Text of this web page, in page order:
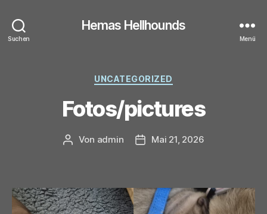
Suchen
Hemas Hellhounds
Menü
Kategorien
UNCATEGORIZED
Fotos/pictures
Beitragsautor
Von admin Veröffentlichungsdatum
Mai 21, 2026